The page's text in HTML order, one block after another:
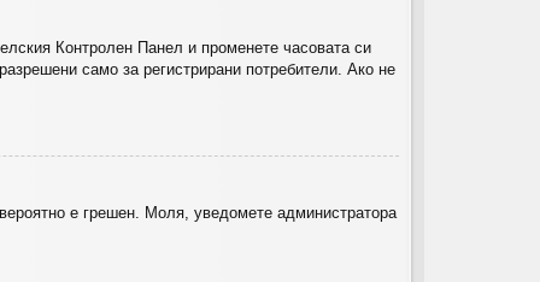
Контролен Панел и променете часовата си
само за регистрирани потребители. Ако не
е грешен. Моля, уведомете администратора